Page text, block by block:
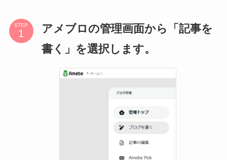
STEP
アメブロの管理画面から「記事を
書く」を選択します。